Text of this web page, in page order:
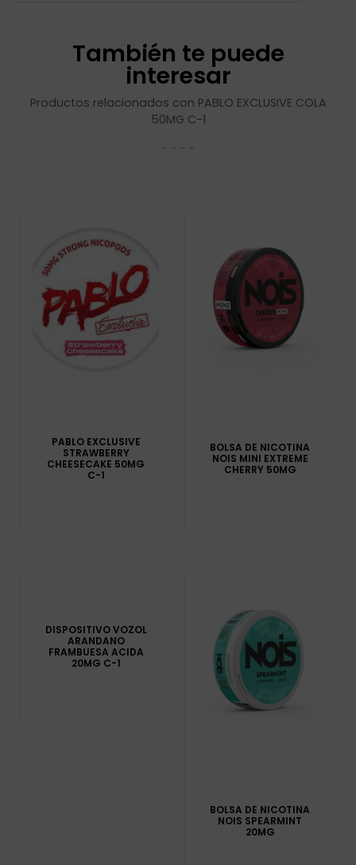
También te puede
interesar
Productos relacionados con PABLO EXCLUSIVE COLA
50MG C-1
PABLO EXCLUSIVE
STRAWBERRY
CHEESECAKE 50MG
C-1
BOLSA DE NICOTINA
NOIS MINI EXTREME
CHERRY 50MG
DISPOSITIVO VOZOL
ARANDANO
FRAMBUESA ACIDA
20MG C-1
BOLSA DE NICOTINA
NOIS SPEARMINT
20MG